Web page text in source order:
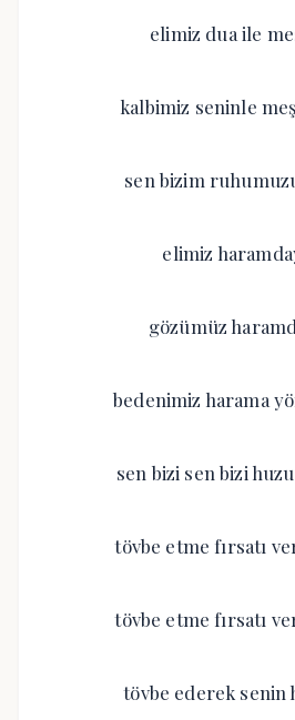
elimiz dua ile
kalbimiz seninle
sen bizim
elimiz
gözümüz
bedenimiz harama
sen bizi sen bizi
tövbe etme fırsatı
tövbe etme fırsatı
tövbe ederek senin